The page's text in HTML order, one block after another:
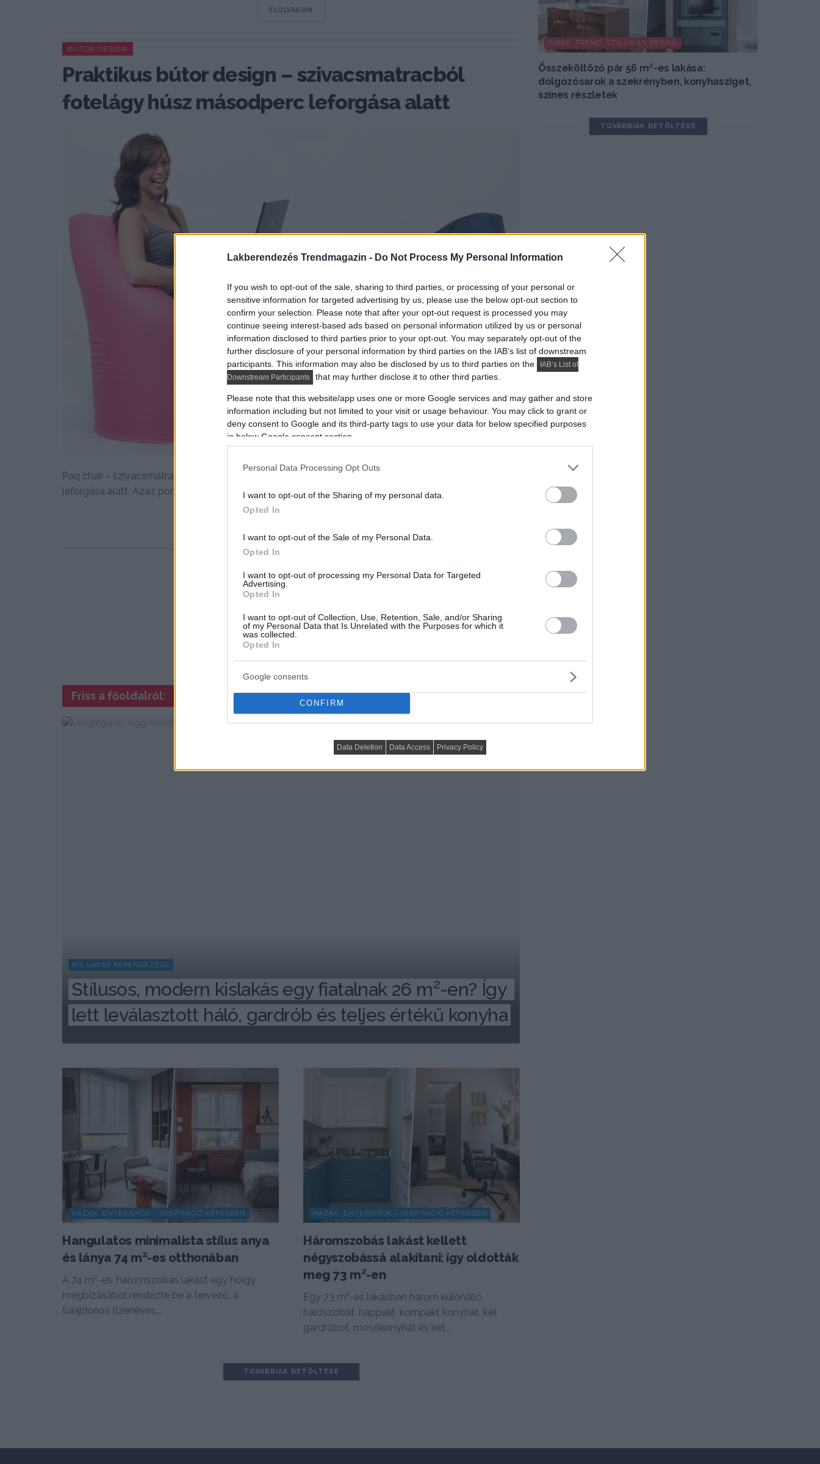
Lakberendezés Trendmagazin - Do Not Process My Personal Information
If you wish to opt-out of the sale, sharing to third parties, or processing of your personal or
sensitive information for targeted advertising by us, please use the below opt-out section to
confirm your selection. Please note that after your opt-out request is processed you may
continue seeing interest-based ads based on personal information utilized by us or personal
information disclosed to third parties prior to your opt-out. You may separately opt-out of the
further disclosure of your personal information by third parties on the IAB’s list of downstream
participants. This information may also be disclosed by us to third parties on the
IAB’s List of
Downstream Participants
that may further disclose it to other third parties.
Please note that this website/app uses one or more Google services and may gather and store
information including but not limited to your visit or usage behaviour. You may click to grant or
deny consent to Google and its third-party tags to use your data for below specified purposes
in below Google consent section.
Personal Data Processing Opt Outs
I want to opt-out of the Sharing of my personal data.
Opted In
I want to opt-out of the Sale of my Personal Data.
Opted In
I want to opt-out of processing my Personal Data for Targeted
Advertising.
Opted In
I want to opt-out of Collection, Use, Retention, Sale, and/or Sharing
of my Personal Data that Is Unrelated with the Purposes for which it
was collected.
Opted In
Google consents
CONFIRM
Data Deletion Data Access Privacy Policy
ELOLVASOM
BÚTOR DESIGN
Praktikus bútor design – szivacsmatracból
fotelágy húsz másodperc leforgása alatt
Paq chair = szivacsmatracból fotelágy egy másfél méteres cipzár segítségével, húsz másodperc
leforgása alatt. Azaz pontosan...
Friss a főoldalról:
KIS LAKÁS BERENDEZÉSE
Stílusos, modern kislakás egy fiatalnak 26 m²-en? Így
lett leválasztott háló, gardrób és teljes értékű konyha
HÁZAK, ENTERIŐRÖK - INSPIRÁCIÓ KÉPEKBEN
Hangulatos minimalista stílus anya
és lánya 74 m²-es otthonában
A 74 m²-es, háromszobás lakást egy hölgy
megbízásából rendezte be a tervező, a
tulajdonos tizenéves...
HÁZAK, ENTERIŐRÖK - INSPIRÁCIÓ KÉPEKBEN
Háromszobás lakást kellett
négyszobássá alakítani: így oldották
meg 73 m²-en
Egy 73 m²-es lakásban három különálló
hálószobát, nappalit, kompakt konyhát, két
gardróbot, mosókonyhát és két...
TOVÁBBIAK BETÖLTÉSE
HÍREK, TREND, STÍLUS ÉS DESIGN
Összeköltöző pár 56 m²-es lakása:
dolgozósarok a szekrényben, konyhasziget,
színes részletek
TOVÁBBIAK BETÖLTÉSE